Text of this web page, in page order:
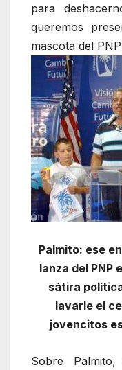
para
queremos
mascota del
Palmito: ese
lanza del PNP
sátira
lavarle el
jovencitos
Sobre